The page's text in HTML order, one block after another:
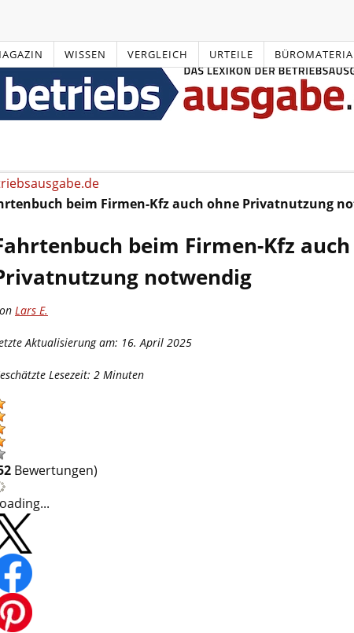
WISSEN VERGLEICH URTEILE
beim Firmen-Kfz auch ohne Privatnutzung
beim Firmen-Kfz
notwendig
Lars E.
Aktualisierung am: 16. April 2025
Lesezeit: 2 Minuten
Bewertungen)